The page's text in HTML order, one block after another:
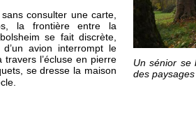
consulter une carte,
la frontière entre la
se fait discrète,
avion interrompt le
travers l’écluse en pierre
se dresse la maison
Un sénior se
des